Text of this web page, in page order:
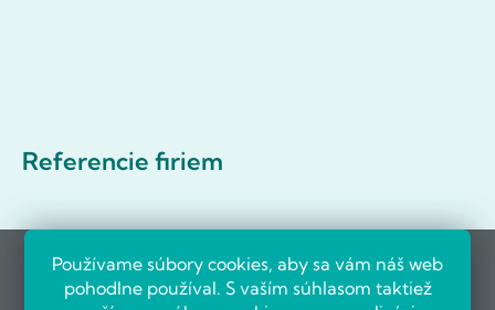
Používame súbory cookies, aby sa vám náš web
pohodlne používal. S vaším súhlasom taktiež
Referencie firiem